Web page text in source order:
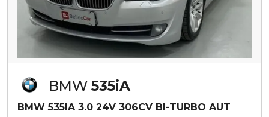
BMW 535iA
BMW 535IA 3.0 24V 306CV BI-TURBO AUT